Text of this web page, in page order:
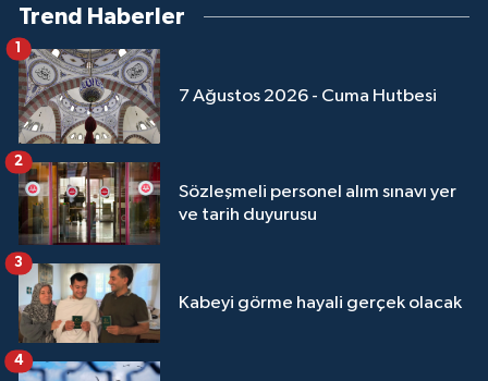
Trend Haberler
7 Ağustos 2026 - Cuma Hutbesi
1
Sözleşmeli personel alım sınavı yer
ve tarih duyurusu
2
Kabeyi görme hayali gerçek olacak
3
4